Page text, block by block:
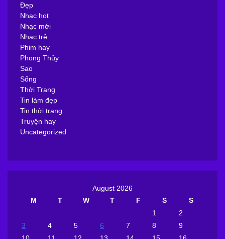
Đẹp
Nhạc hot
Nhạc mới
Nhạc trẻ
Phim hay
Phong Thủy
Sao
Sống
Thời Trang
Tin làm đẹp
Tin thời trang
Truyện hay
Uncategorized
August 2026
M
T W T F S
S
1
2
3
4 5 6 7 8
9